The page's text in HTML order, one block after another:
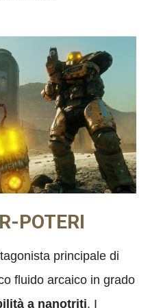
POTERI
principale di
fluido arcaico in grado
a nanotriti. I